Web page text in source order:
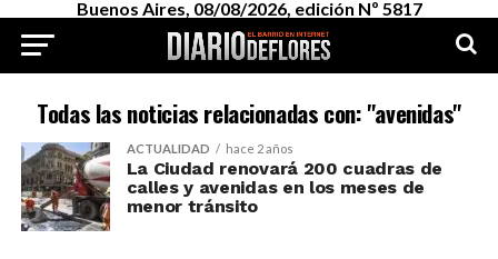
Buenos Aires, 08/08/2026, edición Nº 5817
Todas las noticias relacionadas con: "avenidas"
ACTUALIDAD hace 2 años
La Ciudad renovará 200 cuadras de
calles y avenidas en los meses de
menor tránsito